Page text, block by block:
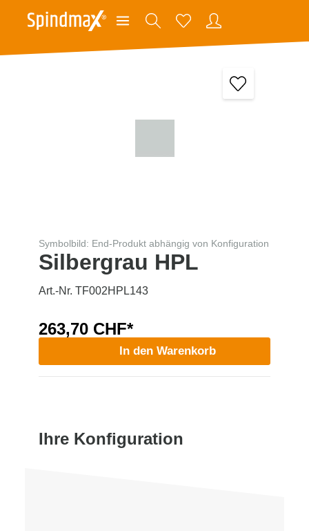
Symbolbild: End-Produkt abhängig von Konfiguration
Silbergrau HPL
Art.-Nr. TF002HPL143
263,70 CHF*
In den Warenkorb
Ihre Konfiguration